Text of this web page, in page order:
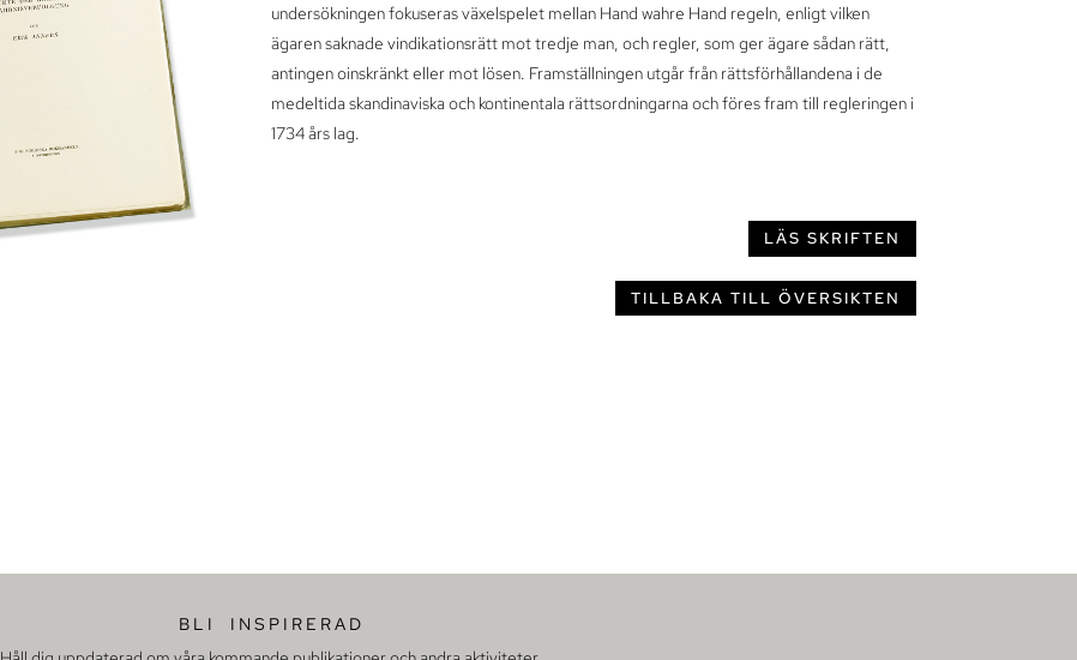
undersökningen fokuseras växelspelet mellan Hand wahre Hand regeln, enligt vilken
ägaren saknade vindikationsrätt mot tredje man, och regler, som ger ägare sådan rätt,
antingen oinskränkt eller mot lösen. Framställningen utgår från rättsförhållandena i de
medeltida skandinaviska och kontinentala rättsordningarna och föres fram till regleringen i
1734 års lag.
LÄS SKRIFTEN
TILLBAKA TILL ÖVERSIKTEN
BLI INSPIRERAD